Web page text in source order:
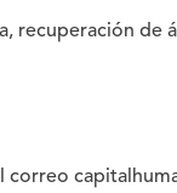
recuperación de